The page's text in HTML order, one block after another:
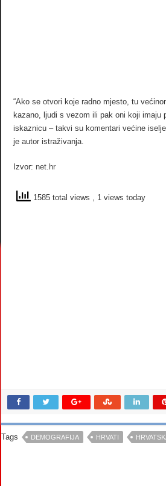
“Ako se otvori koje radno mjesto, tu
kazano, ljudi s vezom ili pak oni koji imaju
iskaznicu – takvi su komentari većine
je autor istraživanja.
Izvor: net.hr
1585 total views , 1 views today
Tags DEMOGRAFIJA HRVATI